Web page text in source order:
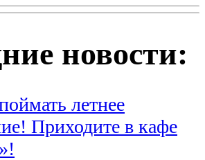
новости:
летнее
Приходите в кафе